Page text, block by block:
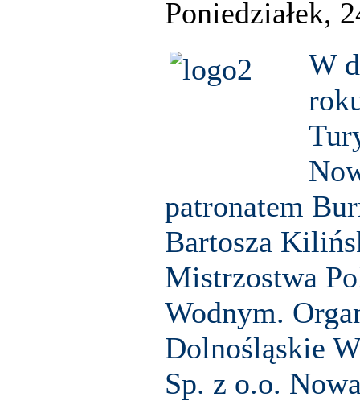
Poniedziałek,
W
patronatem
Bartosza
Mistrzostwa
Wodnym.
Dolnośląskie
Sp. z o.o.